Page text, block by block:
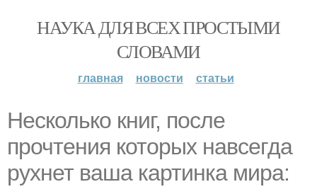
НАУКА ДЛЯ ВСЕХ ПРОСТЫМИ
СЛОВАМИ
главная новости статьи
Несколько книг, после
прочтения которых навсегда
рухнет ваша картинка мира: